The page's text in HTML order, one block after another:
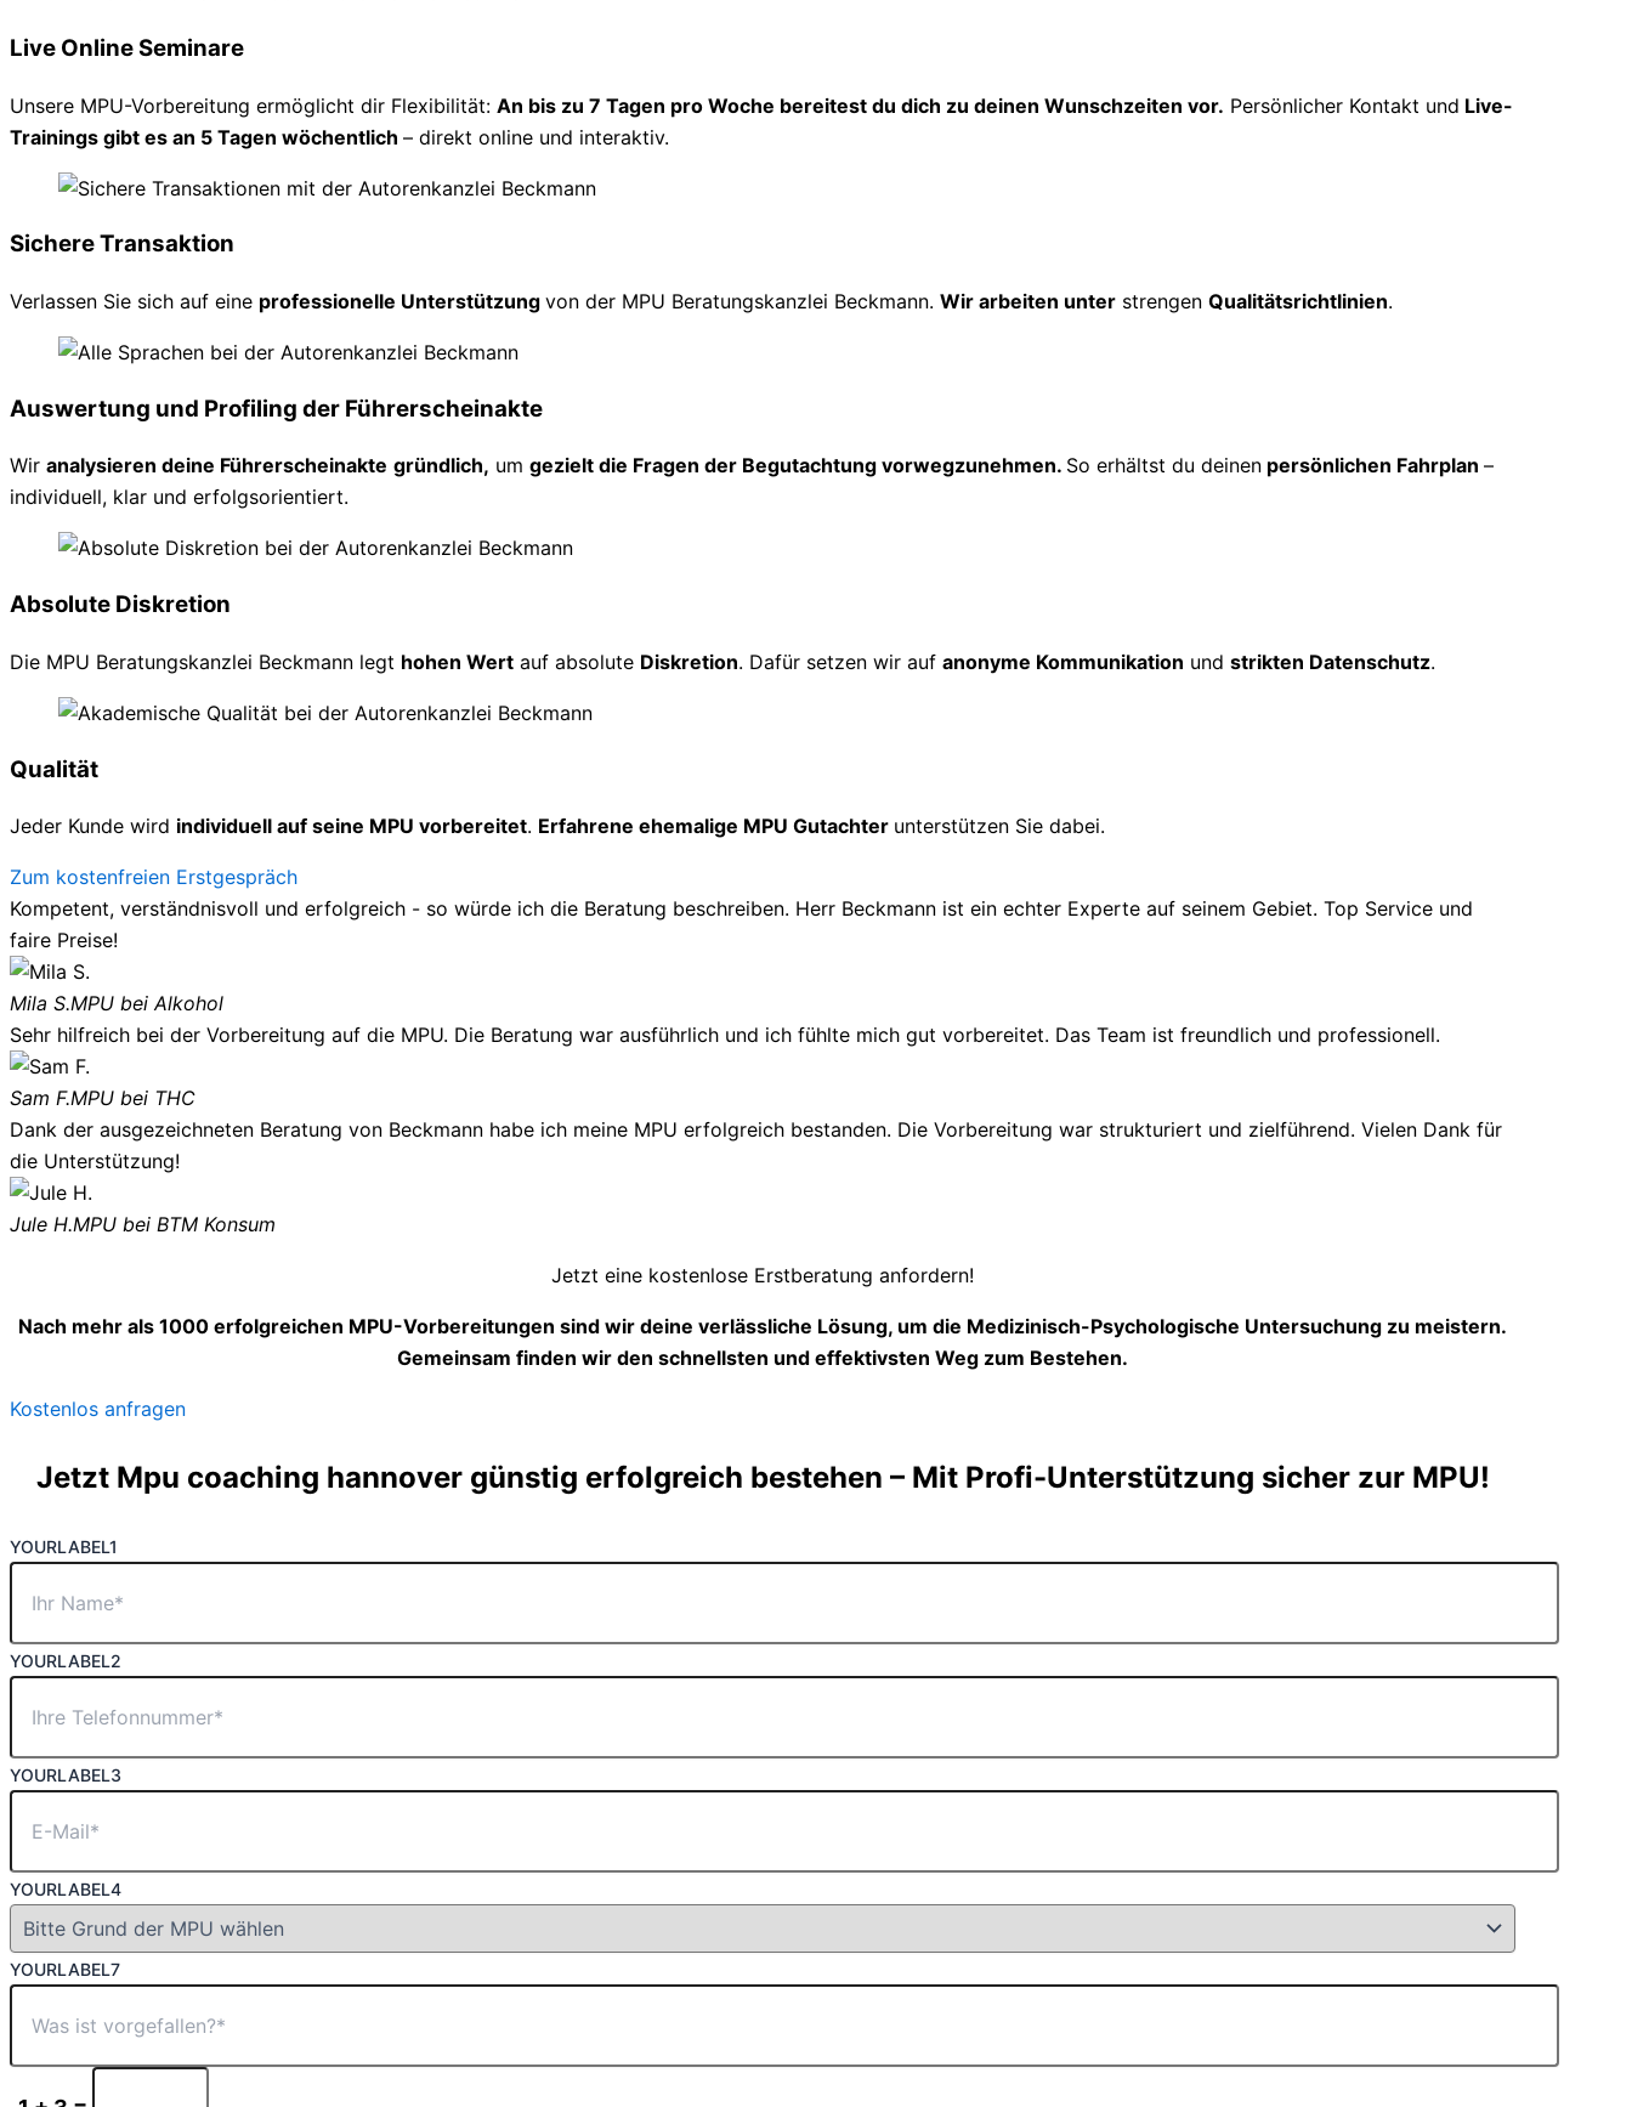
Live Online Seminare
Unsere MPU-Vorbereitung ermöglicht dir Flexibilität: An bis zu 7 Tagen pro Woche bereitest du dich zu deinen Wunschzeiten vor. Persönlicher Kontakt und Live-
Trainings gibt es an 5 Tagen wöchentlich – direkt online und interaktiv.
Sichere Transaktion
Verlassen Sie sich auf eine professionelle Unterstützung von der MPU Beratungskanzlei Beckmann. Wir arbeiten unter strengen Qualitätsrichtlinien.
Auswertung und Profiling der Führerscheinakte
Wir analysieren deine Führerscheinakte gründlich, um gezielt die Fragen der Begutachtung vorwegzunehmen. So erhältst du deinen persönlichen Fahrplan –
individuell, klar und erfolgsorientiert.
Absolute Diskretion
Die MPU Beratungskanzlei Beckmann legt hohen Wert auf absolute Diskretion. Dafür setzen wir auf anonyme Kommunikation und strikten Datenschutz.
Qualität
Jeder Kunde wird individuell auf seine MPU vorbereitet. Erfahrene ehemalige MPU Gutachter unterstützen Sie dabei.
Zum kostenfreien Erstgespräch
Kompetent, verständnisvoll und erfolgreich - so würde ich die Beratung beschreiben. Herr Beckmann ist ein echter Experte auf seinem Gebiet. Top Service und
faire Preise!
Mila S.MPU bei Alkohol
Sehr hilfreich bei der Vorbereitung auf die MPU. Die Beratung war ausführlich und ich fühlte mich gut vorbereitet. Das Team ist freundlich und professionell.
Sam F.MPU bei THC
Dank der ausgezeichneten Beratung von Beckmann habe ich meine MPU erfolgreich bestanden. Die Vorbereitung war strukturiert und zielführend. Vielen Dank für
die Unterstützung!
Jule H.MPU bei BTM Konsum
Jetzt eine kostenlose Erstberatung anfordern!
Nach mehr als 1000 erfolgreichen MPU-Vorbereitungen sind wir deine verlässliche Lösung, um die Medizinisch-Psychologische Untersuchung zu meistern.
Gemeinsam finden wir den schnellsten und effektivsten Weg zum Bestehen.
Kostenlos anfragen
Jetzt Mpu coaching hannover günstig erfolgreich bestehen – Mit Profi-Unterstützung sicher zur MPU!
YOURLABEL1
YOURLABEL2
YOURLABEL3
YOURLABEL4
YOURLABEL7